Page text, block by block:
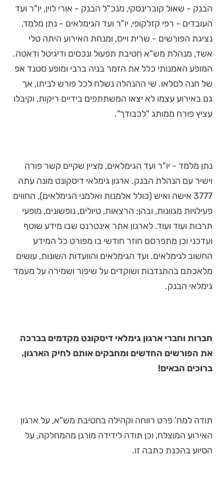
הבנק - שאול קוברינסקי, מנכ"ל הבנק - אורי לוין, יו"ר ועד
העובדים - רפי קזלקופי, יו"ר ועד הגימלאים - נתן מלמד,
נציגת הפורשים - שרית וייס, ומנחת האירוע היתה טלי
אשד, מנהלת מש"א חטיבת תפעול ונכסים ודיגיטל ודאטה.
המופע האמנותי כלל את הזמר בניה ברבי ומופע סטנד אפ
של חנה לסלאו. שי ההנהלה נשלח לכל פורש לביתו, אך
גם באירוע עצמו לא יצאו המשתתפים בידיים ריקות, וקיבלו
עציץ פורח ממותג "לכבודך".
נתן מלמד - יו"ר ועד הגימלאים, מציין שקיים קשר פורה
וישיר עם הנהלת הבנק. ארגון גימלאי דיסקונט מונה עתה
3777 אישה ואיש (כולל אלמנות ואלמני הגימלאים), החווים
פעילויות מגוונות, ובהן: הרצאות, טיולים, נופשונים, מופעי
תרבות ועוד ועוד. לארגון אתר אינטרנט שבו מידע שוטף
ועדכני וכן מתפרסם חוזר חודשי בו מפורט כל המידע
החשוב לגימלאים. ועד הגימלאים והוועדות השונות, עושים
מלאכתם בהתנדבות ושוקדים על שיפור ושמירה על מעמד
גימלאי הבנק.
חברות וחברי ארגון גימלאי דיסקונט מקדמים בברכה
את הפורשים החדשים ומחבקים אותם לחיק הארגון.
ברוכים הבאים!
תודה למח' פרט רווחה וקהילה בחטיבת מש"א, על ארגון
האירוע המוצלח, וכן תודה לידידה מורגן מהמחלקה, על
הסיוע בהכנת כתבה זו.